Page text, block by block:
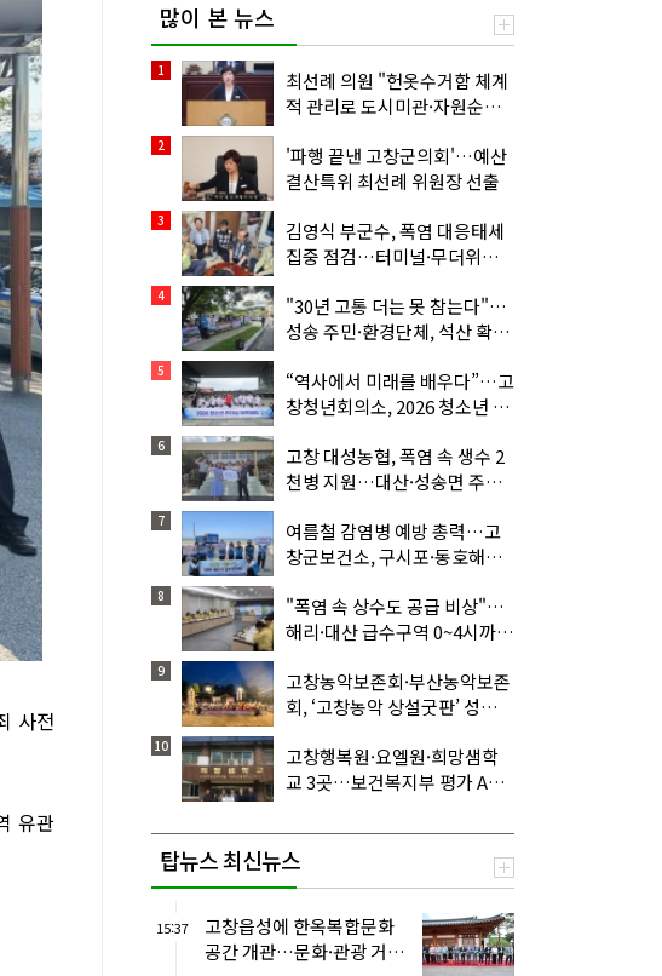
사전
유관
많이 본 뉴스
1
최선례 의원 "헌옷수거함 체계
적 관리로 도시미관·자원순환
2
'파행 끝낸 고창군의회'…예산
결산특위 최선례 위원장 선출
3
김영식 부군수, 폭염 대응태세
집중 점검…터미널·무더위쉼
4
"30년 고통 더는 못 참는다"…
성송 주민·환경단체, 석산 확장
5
“역사에서 미래를 배우다”…고
창청년회의소, 2026 청소년 리
6
고창 대성농협, 폭염 속 생수 2
천병 지원…대산·성송면 주민
7
여름철 감염병 예방 총력…고
창군보건소, 구시포·동호해수
8
"폭염 속 상수도 공급 비상"…
해리·대산 급수구역 0~4시까
9
고창농악보존회·부산농악보존
회, ‘고창농악 상설굿판’ 성
궈
10
고창행복원·요엘원·희망샘학
교 3곳…보건복지부 평가 A등
탑뉴스 최신뉴스
15:37
고창읍성에 한옥복합문화
공간 개관…문화·관광 거점